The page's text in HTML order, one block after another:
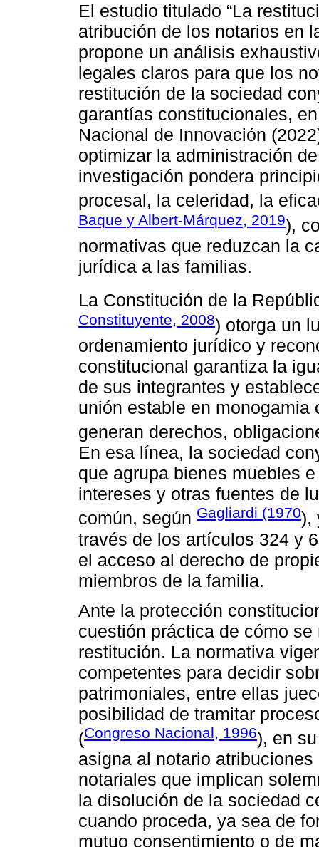
El estudio titulado “La
atribución de los notarios en
propone un análisis
legales claros para que los
restitución de la sociedad
garantías constitucionales,
Nacional de Innovación
optimizar la administración
investigación pondera
procesal, la celeridad, la
Baque y Albert-Márquez, 2019),
normativas que reduzcan la
jurídica a las familias.
La Constitución de la
Constituyente, 2008) otorga un
ordenamiento jurídico y
constitucional garantiza la
de sus integrantes y
unión estable en
generan derechos,
En esa línea, la sociedad
que agrupa bienes muebles
intereses y otras fuentes de
común, según Gagliardi (1970),
través de los artículos 324 y
el acceso al derecho de
miembros de la familia.
Ante la protección
cuestión práctica de cómo
restitución. La normativa
competentes para decidir
patrimoniales, entre ellas
posibilidad de tramitar
(Congreso Nacional, 1996), en
asigna al notario
notariales que implican
la disolución de la sociedad
cuando proceda, ya sea de
mutuo consentimiento o de